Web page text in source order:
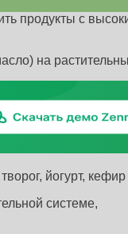
продукты с
на
йогурт,
системе,